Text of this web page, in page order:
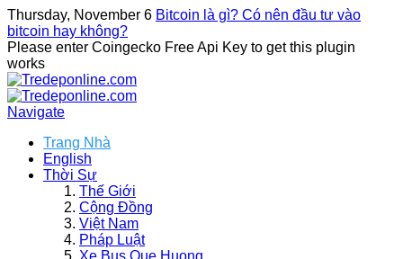
Thursday, November 6 Bitcoin là gì? Có nên đầu tư vào
bitcoin hay không?
Please enter Coingecko Free Api Key to get this plugin
works
Navigate
Trang Nhà
English
Thời Sự
Thế Giới
Cộng Đồng
Việt Nam
Pháp Luật
Xe Bus Que Huong